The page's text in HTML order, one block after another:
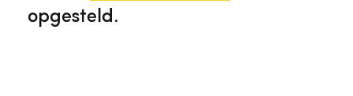
opgesteld.